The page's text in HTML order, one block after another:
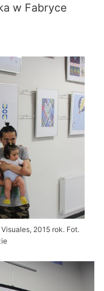
w Fabryce
2015 rok. Fot.